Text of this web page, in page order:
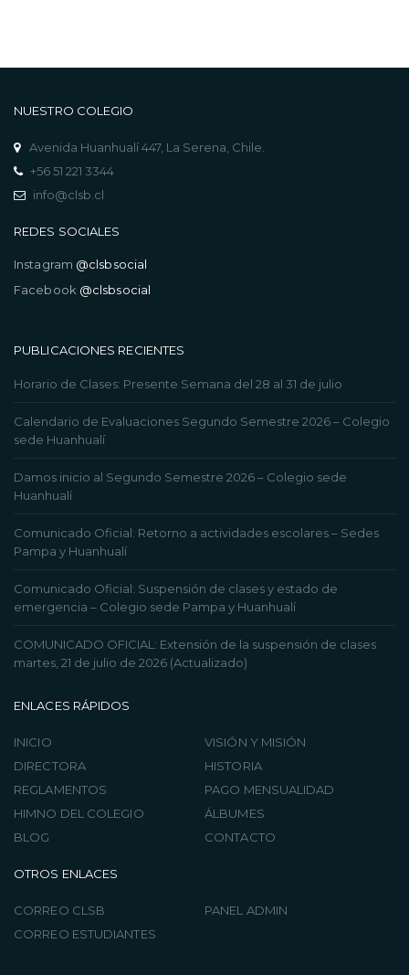
NUESTRO COLEGIO
Avenida Huanhualí 447, La Serena, Chile.
+56 51 221 3344
info@clsb.cl
REDES SOCIALES
Instagram @clsbsocial
Facebook @clsbsocial
PUBLICACIONES RECIENTES
Horario de Clases: Presente Semana del 28 al 31 de julio
Calendario de Evaluaciones Segundo Semestre 2026 – Colegio
sede Huanhualí
Damos inicio al Segundo Semestre 2026 – Colegio sede
Huanhualí
Comunicado Oficial: Retorno a actividades escolares – Sedes
Pampa y Huanhualí
Comunicado Oficial: Suspensión de clases y estado de
emergencia – Colegio sede Pampa y Huanhualí
COMUNICADO OFICIAL: Extensión de la suspensión de clases
martes, 21 de julio de 2026 (Actualizado)
ENLACES RÁPIDOS
INICIO
VISIÓN Y MISIÓN
DIRECTORA
HISTORIA
REGLAMENTOS
PAGO MENSUALIDAD
HIMNO DEL COLEGIO
ÁLBUMES
BLOG
CONTACTO
OTROS ENLACES
CORREO CLSB
PANEL ADMIN
CORREO ESTUDIANTES